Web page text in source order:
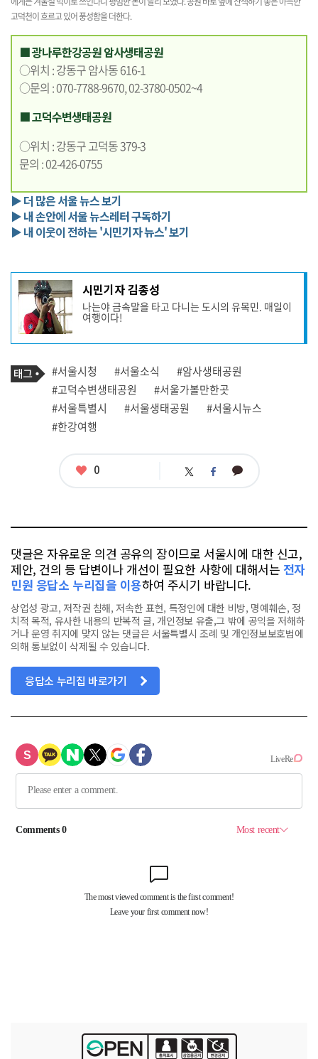
고덕천이 흐르고 있어 풍성함을 더한다.
■ 광나루한강공원 암사생태공원
○위치 : 강동구 암사동 616-1
○문의 : 070-7788-9670, 02-3780-0502~4
■ 고덕수변생태공원
○위치 : 강동구 고덕동 379-3
문의 : 02-426-0755
▶ 더 많은 서울 뉴스 보기
▶ 내 손안에 서울 뉴스레터 구독하기
▶ 내 이웃이 전하는 '시민기자 뉴스' 보기
기
사
성
자
프
필
시민기자 김종성
나는야 금속말을 타고 다니는 도시의 유목민. 매일이
여행이다!
기
사
관
련
태
그
태
그
#서울시청 #서울소식
#암사생태공원
#고덕수변생태공원
#서울가볼만한곳
#서울특별시
#서울생태공원
#서울시뉴스
#한강여행
좋
0 트 페 카
댓글은 자유로운 의견 공유의 장이므로 서울시에 대한 신고,
제안, 건의 등 답변이나 개선이 필요한 사항에 대해서는 전자
민원 응답소 누리집을 이용하여 주시기 바랍니다.
상업성 광고, 저작권 침해, 저속한 표현, 특정인에 대한 비방, 명예훼손, 정
치적 목적, 유사한 내용의 반복적 글, 개인정보 유출,그 밖에 공익을 저해하
거나 운영 취지에 맞지 않는 댓글은 서울특별시 조례 및 개인정보보호법에
의해 통보없이 삭제될 수 있습니다.
응답소 누리집 바로가기